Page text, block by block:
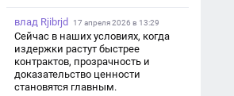
должность учителя. - Город, год. 2.
Введение - Актуальность темы
(почему это важно). - Цель и
задачи проекта. - Объект и предмет
исследования. - Методы работы. 3.
Основная часть - Теоретическая
влад Rjibrjd 17 апреля 2026 в 13:29
Сейчас в наших условиях, когда
издержки растут быстрее
контрактов, прозрачность и
доказательство ценности
становятся главным.